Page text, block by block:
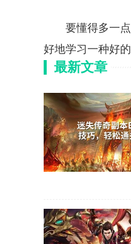
要懂得多一点
好地学习一种好
最新文章